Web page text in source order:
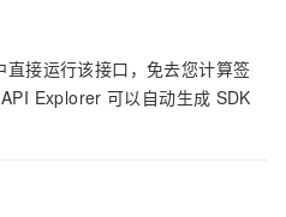
直接运行该接口，免去您计算签
Explorer 可以自动生成 SDK